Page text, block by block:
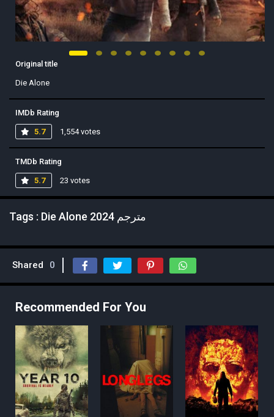
Original title
Die Alone
IMDb Rating
5.7 1,554 votes
TMDb Rating
5.7 23 votes
Tags : Die Alone 2024 مترجم
Shared 0
Recommended For You